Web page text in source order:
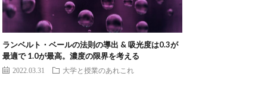
ランベルト・ベールの法則の導出 & 吸光度は0.3が
最適で 1.0が最高。濃度の限界を考える
2022.03.31 大学と授業のあれこれ